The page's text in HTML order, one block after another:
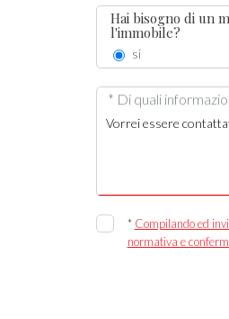
Hai bisogno di un
l'immobile?
si
* Di quali
* Compilando ed
normativa e